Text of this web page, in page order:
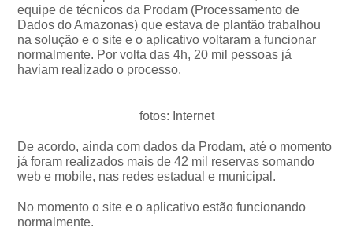
equipe de técnicos da Prodam (Processamento de
Dados do Amazonas) que estava de plantão trabalhou
na solução e o site e o aplicativo voltaram a funcionar
normalmente. Por volta das 4h, 20 mil pessoas já
haviam realizado o processo.
fotos: Internet
De acordo, ainda com dados da Prodam, até o momento
já foram realizados mais de 42 mil reservas somando
web e mobile, nas redes estadual e municipal.
No momento o site e o aplicativo estão funcionando
normalmente.